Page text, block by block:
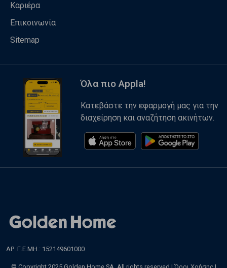
Καριέρα
Επικοινωνία
Sitemap
Όλα πιο Appla!
Κατεβάστε την εφαρμογή μας για την
διαχείρηση και αναζήτηση ακινήτων.
ΑΡ. Γ.Ε.ΜΗ.: 152149601000